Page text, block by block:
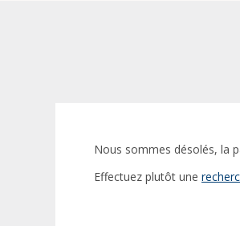
Nous sommes désolés, la
Effectuez plutôt une